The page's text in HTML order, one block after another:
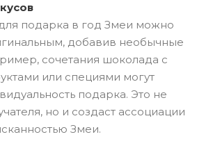
подарка в год Змеи можно
добавив необычные
сочетания шоколада с
или специями могут
подарка. Это не
но и создаст ассоциации
Змеи.